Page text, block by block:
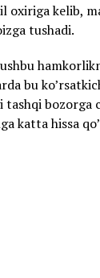
oxiriga kelib,
tushadi.
bu
bozorga
katta hissa